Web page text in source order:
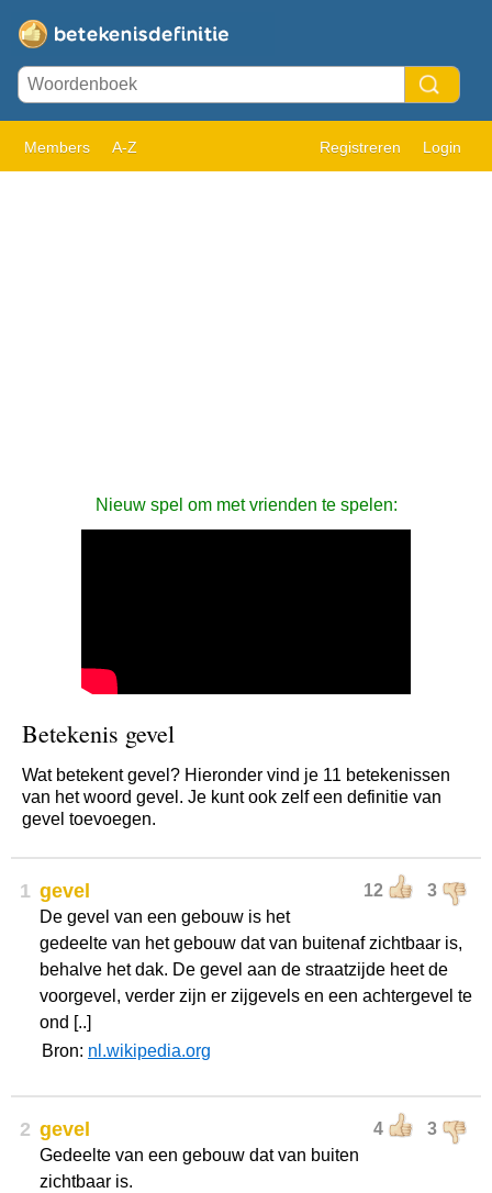
Members A-Z Registreren Login
Nieuw spel om met vrienden te spelen:
Betekenis gevel
Wat betekent gevel? Hieronder vind je 11 betekenissen
van het woord gevel. Je kunt ook zelf een definitie van
gevel toevoegen.
1 12 3
gevel
De gevel van een gebouw is het
gedeelte van het gebouw dat van buitenaf zichtbaar is,
behalve het dak. De gevel aan de straatzijde heet de
voorgevel, verder zijn er zijgevels en een achtergevel te
ond [..]
Bron: nl.wikipedia.org
2 4 3
gevel
Gedeelte van een gebouw dat van buiten
zichtbaar is.